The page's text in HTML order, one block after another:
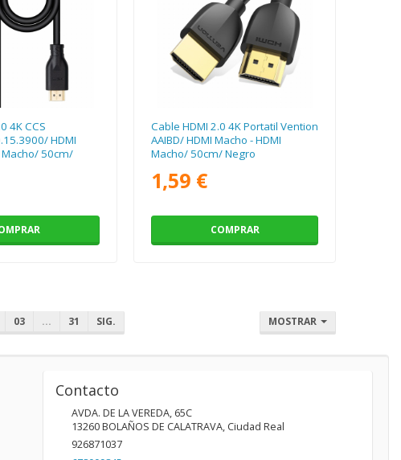
4K CCS
HDMI
Macho/ 50cm/
Cable HDMI 2.0 4K Portatil Vention
AAIBD/ HDMI Macho - HDMI
Macho/ 50cm/ Negro
1,59 €
COMPRAR
03 ... 31 SIG. MOSTRAR
Contacto
AVDA. DE LA VEREDA, 65C
13260BOLAÑOS DE CALATRAVA, Ciudad Real
926871037